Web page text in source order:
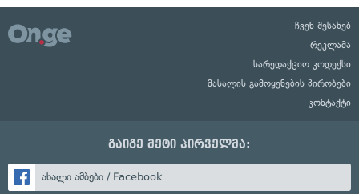
ჩვენ შესახებ
რეკლამა
სარედაქციო კოდექსი
მასალის გამოყენების პირობები
კონტაქტი
გაიგე მეტი პირველმა:
ახალი ამბები / Facebook